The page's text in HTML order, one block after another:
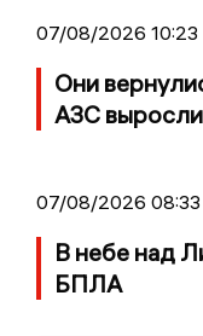
07/08/2026 10:23
Они
АЗС
07/08/2026 08:33
В небе над
БПЛА